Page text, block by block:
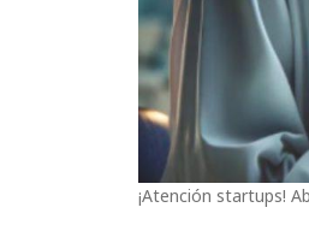
¡Atención startups!